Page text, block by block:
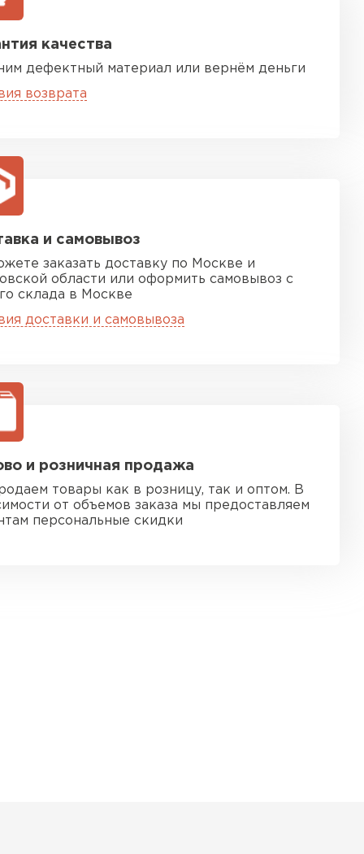
качества
дефектный материал или вернём деньги
возврата
и самовывоз
заказать доставку по Москве и
области или оформить самовывоз с
склада в Москве
доставки и самовывоза
и розничная продажа
товары как в розницу, так и оптом. В
от объемов заказа мы предоставляем
персональные скидки
черепица